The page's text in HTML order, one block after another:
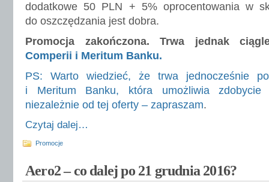
dodatkowe 50 PLN + 5% oprocentowania w
do oszczędzania jest dobra.
Promocja zakończona. Trwa jednak
Comperii i Meritum Banku.
PS: Warto wiedzieć, że trwa jednocześnie
i Meritum Banku, która umożliwia zdobycie
niezależnie od tej oferty – zapraszam.
Czytaj dalej…
Promocje
Aero2 – co dalej po 21 grudnia 2016?